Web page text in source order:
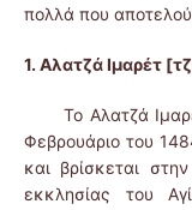
πολλά που
1. Αλατζά Ιμαρέτ
Το Αλατζά
Φεβρουάριο του
και βρίσκεται
εκκλησίας του